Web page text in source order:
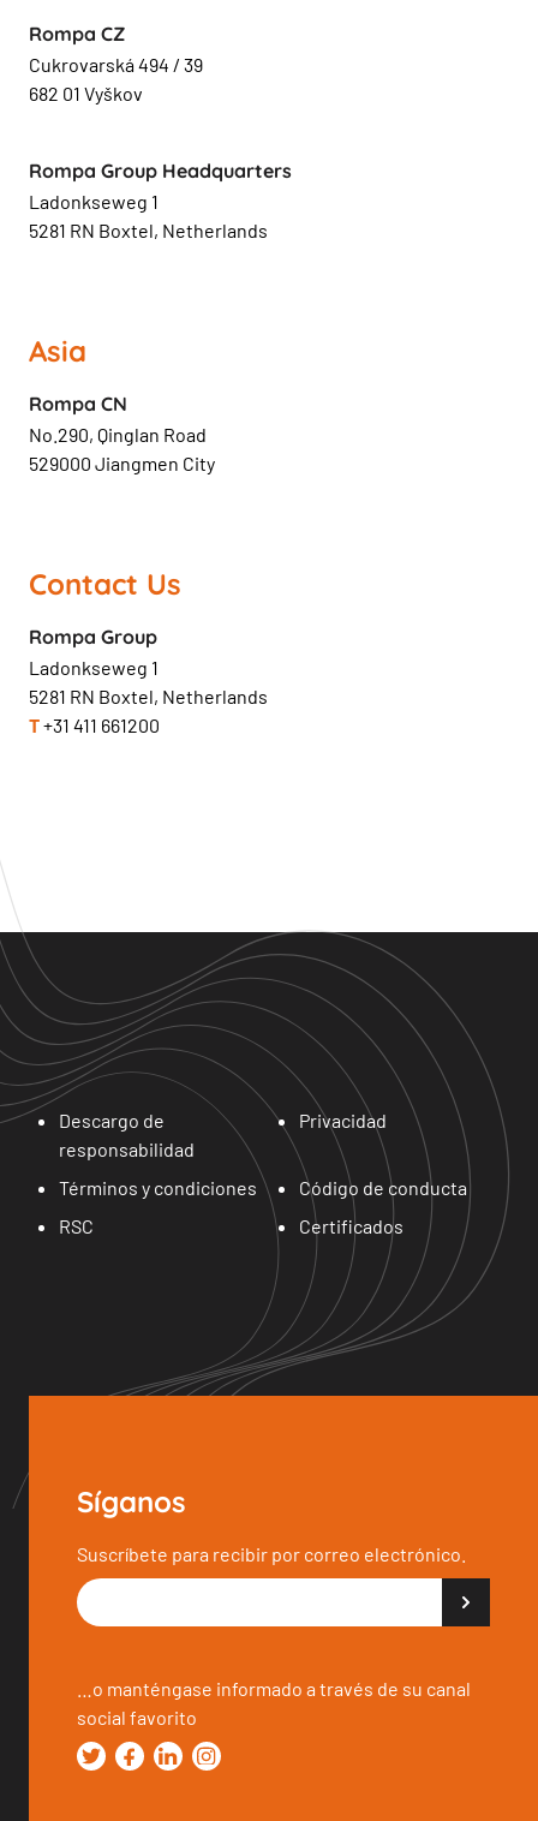
Rompa CZ
Cukrovarská 494 / 39
682 01 Vyškov
Rompa Group Headquarters
Ladonkseweg 1
5281 RN Boxtel, Netherlands
Asia
Rompa CN
No.290, Qinglan Road
529000 Jiangmen City
Contact Us
Rompa Group
Ladonkseweg 1
5281 RN Boxtel, Netherlands
T+31 411 661200
Descargo de
responsabilidad
Privacidad
Términos y condiciones
Código de conducta
RSC
Certificados
Síganos
Suscríbete para recibir por correo electrónico.
…o manténgase informado a través de su canal
social favorito